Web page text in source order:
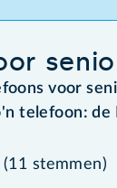
voor
telefoon:
11 stemmen)